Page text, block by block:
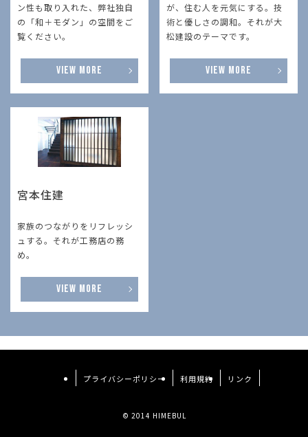
ン性も取り入れた、弊社独自
の「和＋モダン」の空間をご
覧ください。
VIEW MORE
が、住む人を元気にする。技
術と優しさの調和。それが大
松建設のテーマです。
VIEW MORE
宮本住建
家族のつながりをリフレッシ
ュする。それが工務店の務
め。
VIEW MORE
プライバシーポリシー 利用規約 リンク
© 2014 HIMEBUL